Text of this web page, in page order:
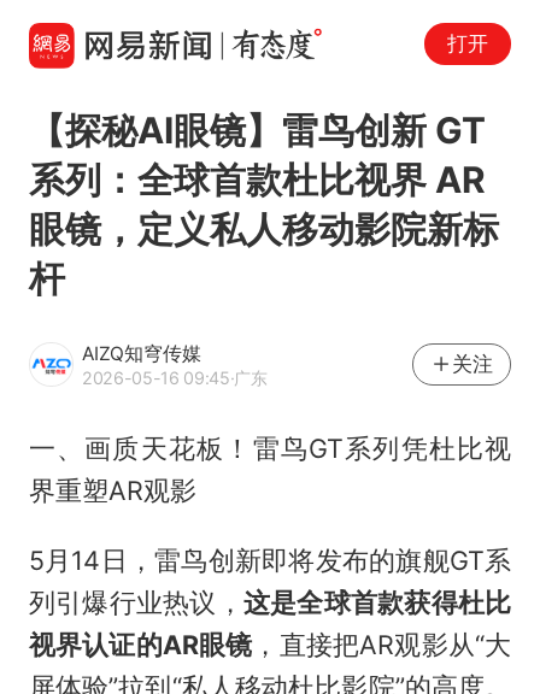
打开
【探秘AI眼镜】雷鸟创新 GT
系列：全球首款杜比视界 AR
眼镜，定义私人移动影院新标
杆
AIZQ知穹传媒
2026-05-16 09:45·广东
关注
一、画质天花板！雷鸟GT系列凭杜比视
界重塑AR观影
5月14日，雷鸟创新即将发布的旗舰GT系
列引爆行业热议， 这是全球首款获得杜比
视界认证的AR眼镜，直接把AR观影从“大
屏体验”拉到“私人移动杜比影院”的高度。